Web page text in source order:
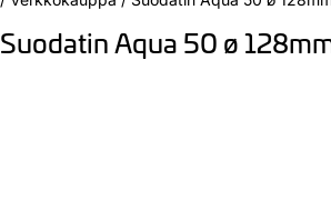
Suodatin Aqua 50 ø